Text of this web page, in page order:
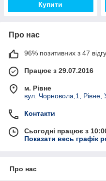
Купити
Про нас
96% позитивних з 47
Працює з 29.07.2016
м. Рівне
вул. Чорновола,1, Рівне,
Контакти
Сьогодні працює з
Показати весь графік
Про нас